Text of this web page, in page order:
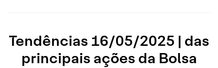
Tendências 16/05/2025 | das
principais ações da Bolsa